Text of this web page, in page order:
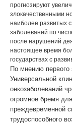
прогнозируют
злокачественными
наиболее развитых
заболеваний по
после нарушений
настоящее время
государствах с
По мнению первого
Универсальной
онкозаболеваний
огромное бремя
преждевременной
трудоспособного